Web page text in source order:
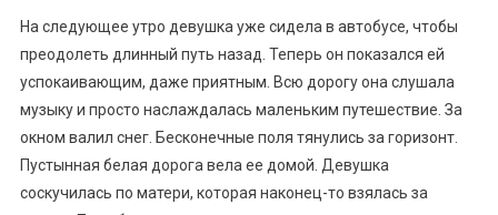
На следующее утро девушка уже сидела в автобусе, чтобы
преодолеть длинный путь назад. Теперь он показался ей
успокаивающим, даже приятным. Всю дорогу она слушала
музыку и просто наслаждалась маленьким путешествие. За
окном валил снег. Бесконечные поля тянулись за горизонт.
Пустынная белая дорога вела ее домой. Девушка
соскучилась по матери, которая наконец-то взялась за